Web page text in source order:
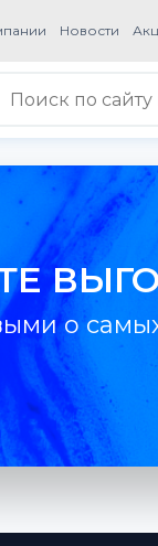
Новости
о